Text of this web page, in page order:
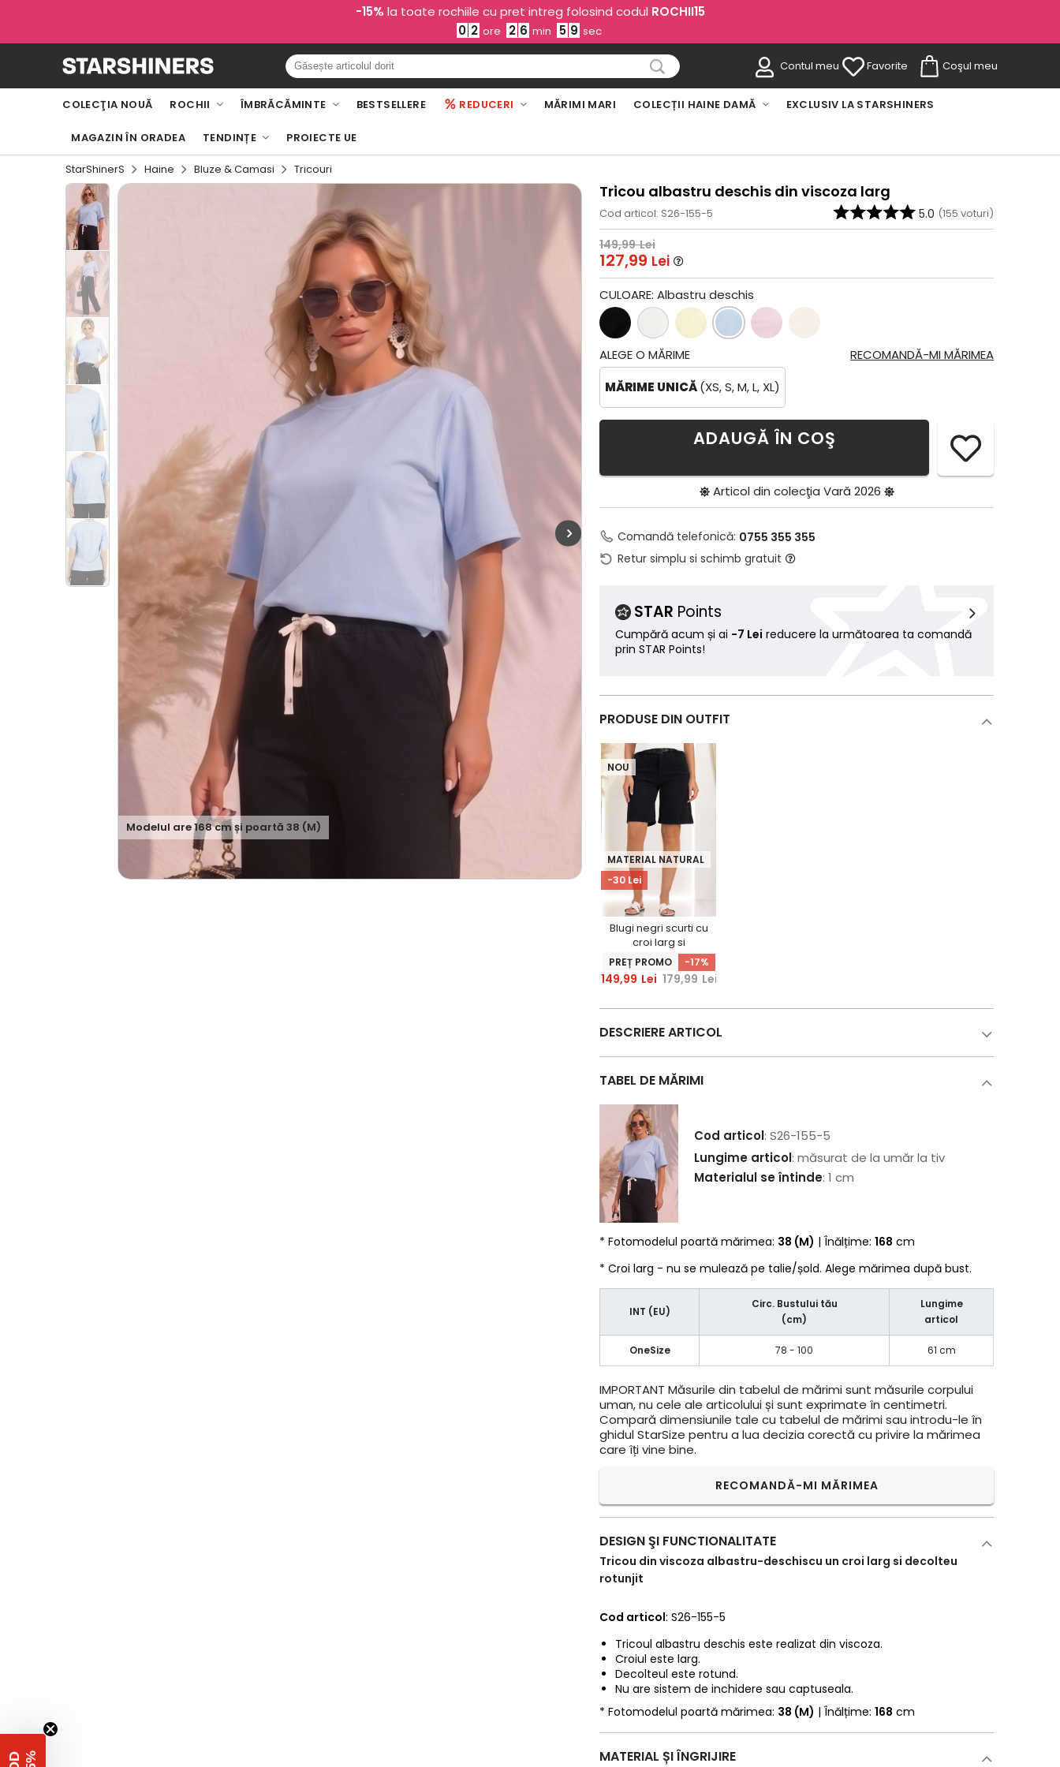
-15% la toate rochiile cu pret intreg folosind codul ROCHII15
0 2 ore 2 6 min 5 8 sec
Contul meu Favorite Coşul meu
COLECŢIA NOUĂ ROCHII ÎMBRĂCĂMINTE BESTSELLERE REDUCERI MĂRIMI MARI COLECȚII HAINE DAMĂ EXCLUSIV LA STARSHINERS
MAGAZIN ÎN ORADEA TENDINȚE PROIECTE UE
StarShinerS Haine Bluze & Camasi Tricouri
Modelul are168cm și poartă38 (M)
Tricou albastru deschis din viscoza larg
Cod articol: S26-155-5 5.0 (155 voturi)
149,99 Lei
127,99 Lei
CULOARE:Albastru deschis
RECOMANDĂ-MI MĂRIMEA
ALEGE O MĂRIME
MĂRIME UNICĂ(XS, S, M, L, XL)
ADAUGĂ ÎN COŞ
Articol din colecţia Vară 2026
Comandă telefonică: 0755 355 355
Retur simplu si schimb gratuit
STAR Points
Cumpără acum și ai -7 Lei reducere la următoarea ta comandă
prin STAR Points!
PRODUSE DIN OUTFIT
-30 Lei
MATERIAL NATURAL
NOU
Blugi negri scurti cu
croi larg si
accesoriu tip
curea
PREȚ PROMO -17%
149,99 Lei 179,99 Lei
DESCRIERE ARTICOL
TABEL DE MĂRIMI
Cod articol: S26-155-5
Lungime articol: măsurat de la umăr la tiv
Materialul se întinde: 1 cm
* Fotomodelul poartă mărimea: 38 (M) | Înălțime:168 cm
* Croi larg - nu se mulează pe talie/șold. Alege mărimea după bust.
INT (EU)
Circ. Bustului tău
(cm)
Lungime
articol
OneSize 78 - 100 61 cm
IMPORTANT Măsurile din tabelul de mărimi sunt măsurile corpului
uman, nu cele ale articolului și sunt exprimate în centimetri.
Compară dimensiunile tale cu tabelul de mărimi sau introdu-le în
ghidul StarSize pentru a lua decizia corectă cu privire la mărimea
care îți vine bine.
RECOMANDĂ-MI MĂRIMEA
DESIGN ŞI FUNCTIONALITATE
Tricou din viscoza albastru-deschiscu un croi larg si decolteu
rotunjit
Cod articol: S26-155-5
Tricoul albastru deschis este realizat din viscoza.
Croiul este larg.
Decolteul este rotund.
Nu are sistem de inchidere sau captuseala.
* Fotomodelul poartă mărimea: 38 (M) | Înălțime:168 cm
MATERIAL ȘI ÎNGRIJIRE